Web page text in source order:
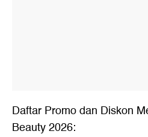
Daftar Promo dan Diskon
Beauty 2026: